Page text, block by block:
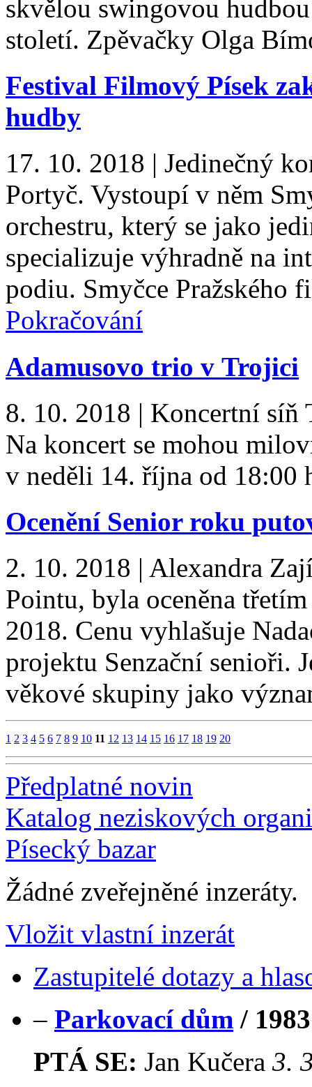
skvělou swingovou
století. Zpěvačky Olga
Festival Filmový Písek
hudby
17. 10. 2018 | Jedinečný
Portyč. Vystoupí v něm
orchestru, který se jako
specializuje výhradně na
podiu. Smyčce Pražského
Pokračování
Adamusovo trio v Trojici
8. 10. 2018 | Koncertní síň
Na koncert se mohou
v neděli 14. října od 18:00
Ocenění Senior roku
2. 10. 2018 | Alexandra
Pointu, byla oceněna
2018. Cenu vyhlašuje
projektu Senzační senioři.
věkové skupiny jako
1 2 3 4 5 6 7 8 9 10 11 12 13 14 15 16 17 18 19 20
Předplatné novin
Katalog neziskových
Písecký bazar
Žádné zveřejněné inzeráty.
Vložit vlastní inzerát
Zastupitelé dotazy a
– Parkovací dům / 1983
PTÁ SE: Jan Kučera 3.